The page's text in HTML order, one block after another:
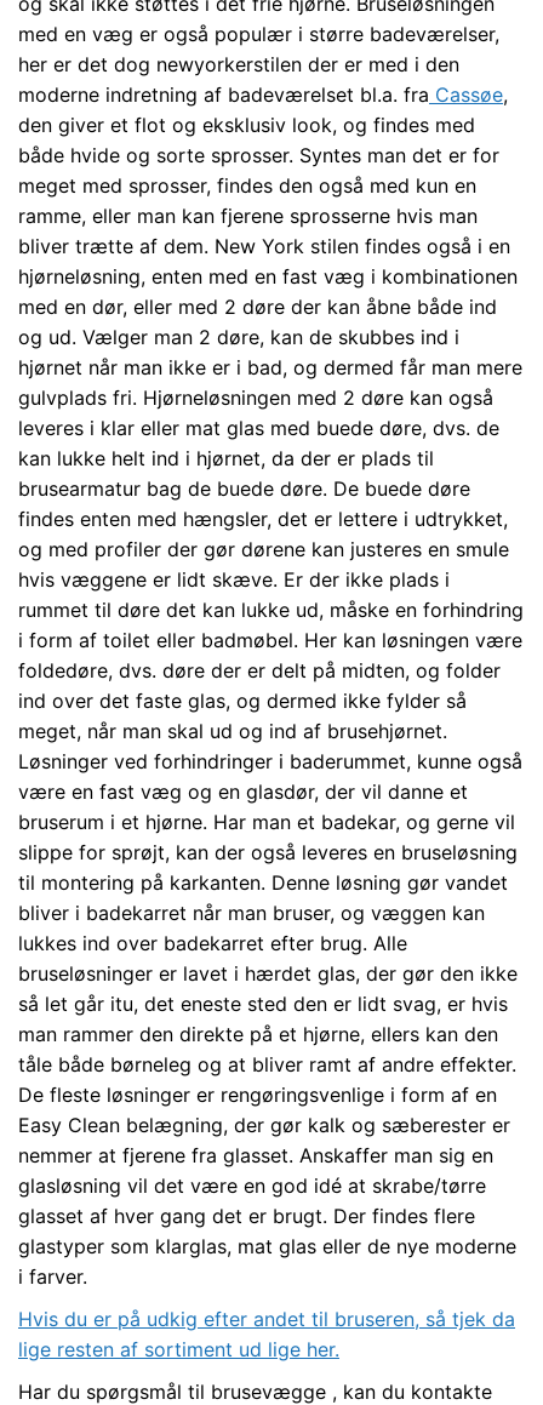
med en væg er også populær i større badeværelser,
her er det dog newyorkerstilen der er med i den
moderne indretning af badeværelset bl.a. fra Cassøe,
den giver et flot og eksklusiv look, og findes med
både hvide og sorte sprosser. Syntes man det er for
meget med sprosser, findes den også med kun en
ramme, eller man kan fjerene sprosserne hvis man
bliver trætte af dem. New York stilen findes også i en
hjørneløsning, enten med en fast væg i kombinationen
med en dør, eller med 2 døre der kan åbne både ind
og ud. Vælger man 2 døre, kan de skubbes ind i
hjørnet når man ikke er i bad, og dermed får man mere
gulvplads fri. Hjørneløsningen med 2 døre kan også
leveres i klar eller mat glas med buede døre, dvs. de
kan lukke helt ind i hjørnet, da der er plads til
brusearmatur bag de buede døre. De buede døre
findes enten med hængsler, det er lettere i udtrykket,
og med profiler der gør dørene kan justeres en smule
hvis væggene er lidt skæve. Er der ikke plads i
rummet til døre det kan lukke ud, måske en forhindring
i form af toilet eller badmøbel. Her kan løsningen være
foldedøre, dvs. døre der er delt på midten, og folder
ind over det faste glas, og dermed ikke fylder så
meget, når man skal ud og ind af brusehjørnet.
Løsninger ved forhindringer i baderummet, kunne også
være en fast væg og en glasdør, der vil danne et
bruserum i et hjørne. Har man et badekar, og gerne vil
slippe for sprøjt, kan der også leveres en bruseløsning
til montering på karkanten. Denne løsning gør vandet
bliver i badekarret når man bruser, og væggen kan
lukkes ind over badekarret efter brug. Alle
bruseløsninger er lavet i hærdet glas, der gør den ikke
så let går itu, det eneste sted den er lidt svag, er hvis
man rammer den direkte på et hjørne, ellers kan den
tåle både børneleg og at bliver ramt af andre effekter.
De fleste løsninger er rengøringsvenlige i form af en
Easy Clean belægning, der gør kalk og sæberester er
nemmer at fjerene fra glasset. Anskaffer man sig en
glasløsning vil det være en god idé at skrabe/tørre
glasset af hver gang det er brugt. Der findes flere
glastyper som klarglas, mat glas eller de nye moderne
i farver.
Hvis du er på udkig efter andet til bruseren, så tjek da
lige resten af sortiment ud lige her.
Har du spørgsmål til brusevægge , kan du kontakte